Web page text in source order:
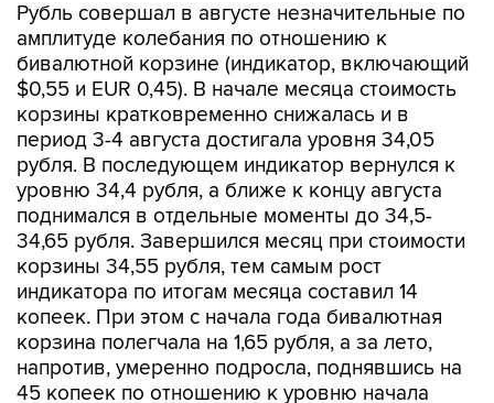
Рубль совершал в августе незначительные по
амплитуде колебания по отношению к
бивалютной корзине (индикатор, включающий
$0,55 и EUR 0,45). В начале месяца стоимость
корзины кратковременно снижалась и в
период 3-4 августа достигала уровня 34,05
рубля. В последующем индикатор вернулся к
уровню 34,4 рубля, а ближе к концу августа
поднимался в отдельные моменты до 34,5-
34,65 рубля. Завершился месяц при стоимости
корзины 34,55 рубля, тем самым рост
индикатора по итогам месяца составил 14
копеек. При этом с начала года бивалютная
корзина полегчала на 1,65 рубля, а за лето,
напротив, умеренно подросла, поднявшись на
45 копеек по отношению к уровню начала